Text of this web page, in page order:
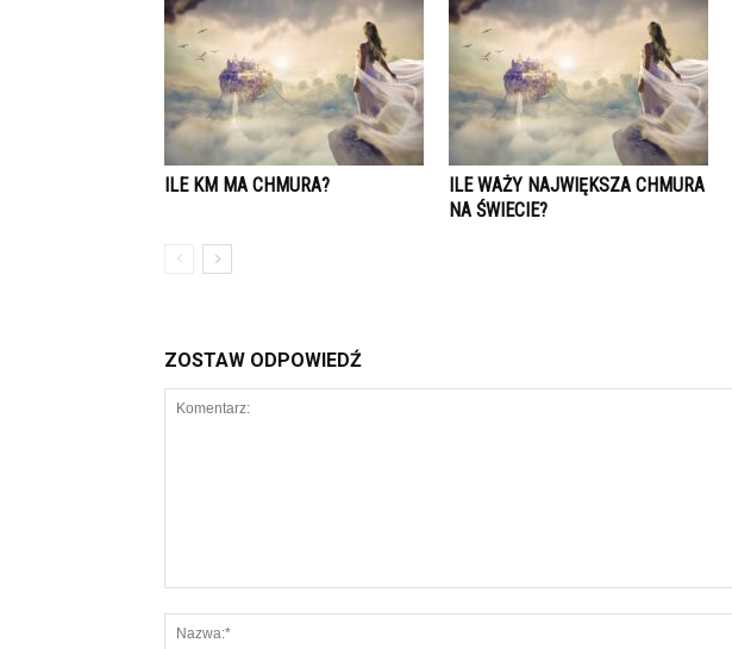
ILE KM MA CHMURA?
ILE WAŻY NAJWIĘKSZA CHMURA
NA ŚWIECIE?
ZOSTAW ODPOWIEDŹ